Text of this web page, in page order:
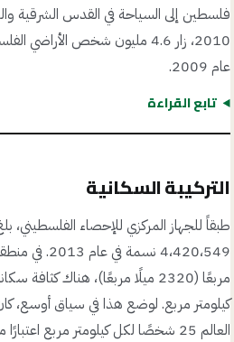
فلسطين إلى السياحة في القدس الشرقية
عام 2009.
تابع القراءة
التركيبة السكانية
طبقاً للجهاز المركزي للإحصاء
كيلومتر مربع. لوضع هذا في سياق أوسع،
العالم 25 شخصًا لكل كيلومتر مربع اعتبارًا من عام 2017.